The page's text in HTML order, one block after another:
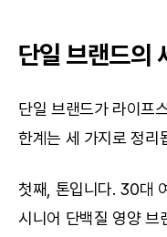
단일 브랜드의
단일 브랜드가 라이프
한계는 세 가지로 정리
첫째, 톤입니다. 30대
시니어 단백질 영양 브